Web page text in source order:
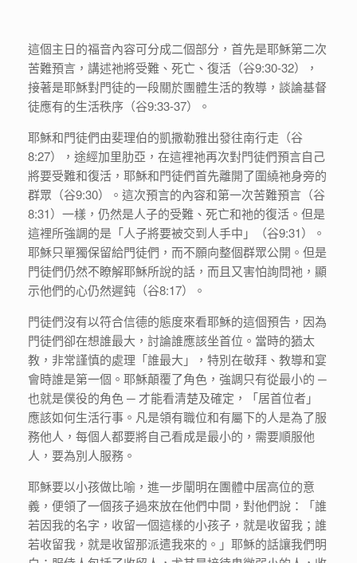
這個主日的福音內容可分成二個部分，首先是耶穌第二次
苦難預言，講述祂將受難、死亡、復活（谷9:30-32），
接著是耶穌對門徒的一段關於團體生活的教導，談論基督
徒應有的生活秩序（谷9:33-37）。
耶穌和門徒們由斐理伯的凱撒勒雅出發往南行走（谷
8:27），途經加里肋亞，在這裡祂再次對門徒們預言自己
將要受難和復活，耶穌和門徒們首先離開了圍繞祂身旁的
群眾（谷9:30）。這次預言的內容和第一次苦難預言（谷
8:31）一樣，仍然是人子的受難、死亡和祂的復活。但是
這裡所強調的是「人子將要被交到人手中」（谷9:31）。
耶穌只單獨保留給門徒們，而不願向整個群眾公開。但是
門徒們仍然不瞭解耶穌所說的話，而且又害怕詢問祂，顯
示他們的心仍然遲鈍（谷8:17）。
門徒們沒有以符合信德的態度來看耶穌的這個預告，因為
門徒們卻在想誰最大，討論誰應該坐首位。當時的猶太
教，非常謹慎的處理「誰最大」，特別在敬拜、教導和宴
會時誰是第一個。耶穌顛覆了角色，強調只有從最小的 ─
也就是僕役的角色 ─ 才能看清楚及確定，「居首位者」
應該如何生活行事。凡是領有職位和有屬下的人是為了服
務他人，每個人都要將自己看成是最小的，需要順服他
人，要為別人服務。
耶穌要以小孩做比喻，進一步闡明在團體中居高位的意
義，便領了一個孩子過來放在他們中間，對他們說：「誰
若因我的名字，收留一個這樣的小孩子，就是收留我；誰
若收留我，就是收留那派遣我來的。」耶穌的話讓我們明